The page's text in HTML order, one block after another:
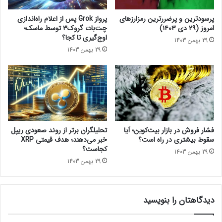
ا
ت
ر
و
م
ک
ل
ا
س
ی
ک
!
پرسودترین و پرضررترین رمزارزهای
امروز (۲۹ دی ۱۴۰۳)
29 بهمن 1403
پرواز Grok پس از اعلام راه‌اندازی
چت‌بات گروک۳ توسط ماسک؛
اوج‌گیری تا کجا؟
29 بهمن 1403
فشار فروش در بازار بیت‌کوین؛ آیا
سقوط بیشتری در راه است؟
29 بهمن 1403
تحلیلگران برتر از روند صعودی ریپل
خبر می‌دهند؛ هدف قیمتی XRP
کجاست؟
29 بهمن 1403
دیدگاهتان را بنویسید